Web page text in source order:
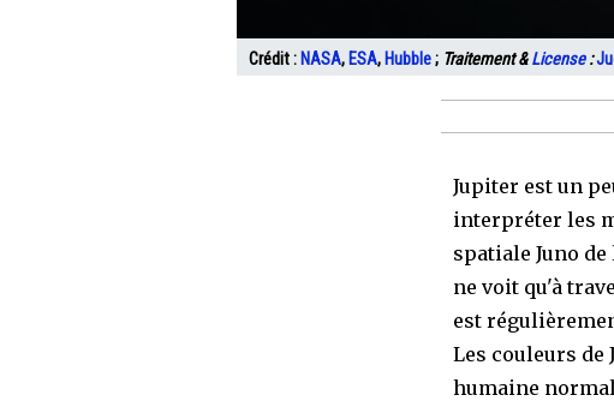
Crédit : NASA, ESA, Hubble; Traitement &License:
Jupiter est un
interpréter les
spatiale Juno
ne voit qu'à
est
Les couleurs de
humaine